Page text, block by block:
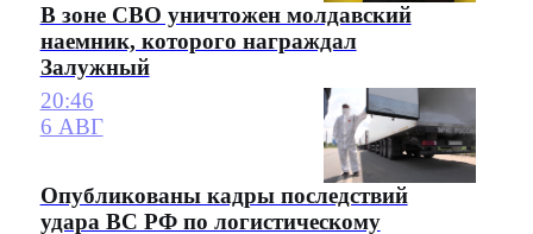
В зоне СВО уничтожен молдавский
наемник, которого награждал
Залужный
20:46
6 АВГ
Опубликованы кадры последствий
удара ВС РФ по логистическому